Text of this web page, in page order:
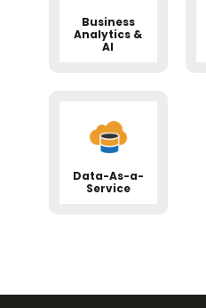
Business
Analytics &
AI
Data-As-a-
Service